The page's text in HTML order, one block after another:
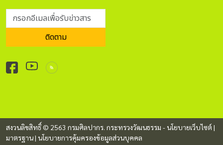
กรอกอีเมลเพื่อรับข่าวสาร
ติดตาม
สงวนลิขสิทธิ์ © 2563 กรมศิลปากร. กระทรวงวัฒนธรรม -นโยบายเว็บไซต์ |
มาตรฐาน| นโยบายการคุ้มครองข้อมูลส่วนบุคคล